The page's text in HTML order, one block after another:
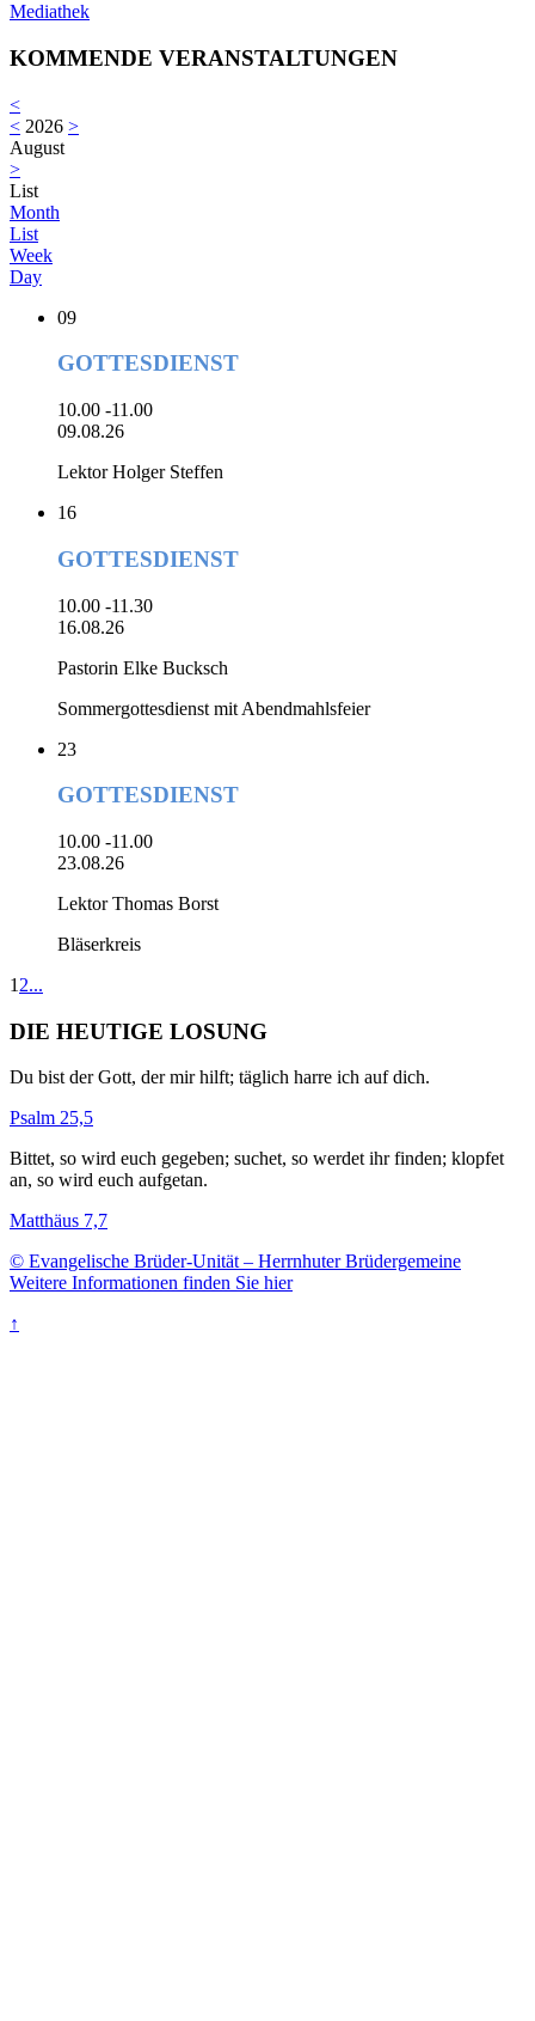
Mediathek
KOMMENDE VERANSTALTUNGEN
<
< 2026 >
August
>
List
Month
List
Week
Day
09
GOTTESDIENST
10.00 -11.00
09.08.26
Lektor Holger Steffen
16
GOTTESDIENST
10.00 -11.30
16.08.26
Pastorin Elke Bucksch
Sommergottesdienst mit Abendmahlsfeier
23
GOTTESDIENST
10.00 -11.00
23.08.26
Lektor Thomas Borst
Bläserkreis
1 2...
DIE HEUTIGE LOSUNG
Du bist der Gott, der mir hilft; täglich harre ich auf dich.
Psalm 25,5
Bittet, so wird euch gegeben; suchet, so werdet ihr finden; klopfet
an, so wird euch aufgetan.
Matthäus 7,7
© Evangelische Brüder-Unität – Herrnhuter Brüdergemeine
Weitere Informationen finden Sie hier
↑